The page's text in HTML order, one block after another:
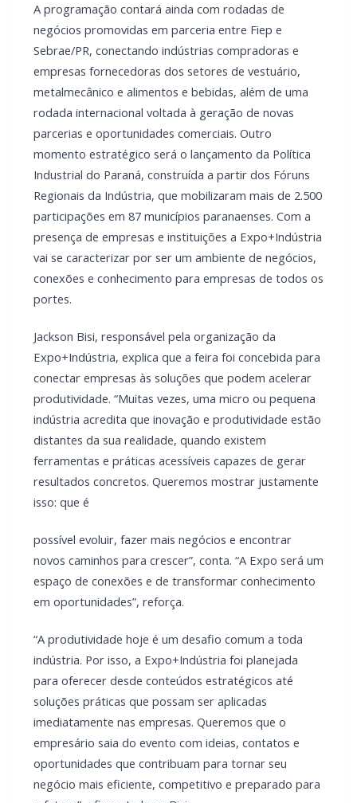
A programação contará ainda com rodadas de
negócios promovidas em parceria entre Fiep e
Sebrae/PR, conectando indústrias compradoras e
empresas fornecedoras dos setores de vestuário,
metalmecânico e alimentos e bebidas, além de uma
rodada internacional voltada à geração de novas
parcerias e oportunidades comerciais. Outro
momento estratégico será o lançamento da Política
Industrial do Paraná, construída a partir dos Fóruns
Regionais da Indústria, que mobilizaram mais de 2.500
participações em 87 municípios paranaenses. Com a
presença de empresas e instituições a Expo+Indústria
vai se caracterizar por ser um ambiente de negócios,
conexões e conhecimento para empresas de todos os
portes.
Jackson Bisi, responsável pela organização da
Expo+Indústria, explica que a feira foi concebida para
conectar empresas às soluções que podem acelerar
produtividade. “Muitas vezes, uma micro ou pequena
indústria acredita que inovação e produtividade estão
distantes da sua realidade, quando existem
ferramentas e práticas acessíveis capazes de gerar
resultados concretos. Queremos mostrar justamente
isso: que é
possível evoluir, fazer mais negócios e encontrar
novos caminhos para crescer”, conta. “A Expo será um
espaço de conexões e de transformar conhecimento
em oportunidades”, reforça.
“A produtividade hoje é um desafio comum a toda
indústria. Por isso, a Expo+Indústria foi planejada
para oferecer desde conteúdos estratégicos até
soluções práticas que possam ser aplicadas
imediatamente nas empresas. Queremos que o
empresário saia do evento com ideias, contatos e
oportunidades que contribuam para tornar seu
negócio mais eficiente, competitivo e preparado para